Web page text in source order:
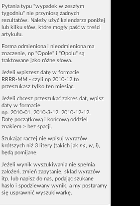
Pytania typu "wypadek w zeszłym
tygodniu" nie przyniosą żadnych
rezultatów. Należy użyć kalendarza poniżej
lub kilku słów, które mogły paść w treści
artykułu.
Forma odmieniona i nieodmieniona ma
znaczenie, np "Opole" i "Opolu" są
traktowane jako różne słowa.
Jeżeli wpiszesz datę w formacie
RRRR-MM - czyli np 2010-12 to
przeszukasz tylko ten miesiąc.
Jeżeli chcesz przeszukać zakres dat, wpisz
daty w formacie
np. 2010-01, 2010-3-12, 2010-12-12.
Datę początkową i końcową oddziel
znakiem > bez spacji.
Szukając raczej nie wpisuj wyrazów
krótszych niż 3 litery (takich jak na, w, i),
będą pomijane.
Jeżeli wynik wyszukiwania nie spełnia
założeń, zmień zapytanie, skład wyrazów
itp. lub napisz do nas, podając szukane
hasło i spodziewany wynik, a my postaramy
się usprawnić wyszukiwarkę.